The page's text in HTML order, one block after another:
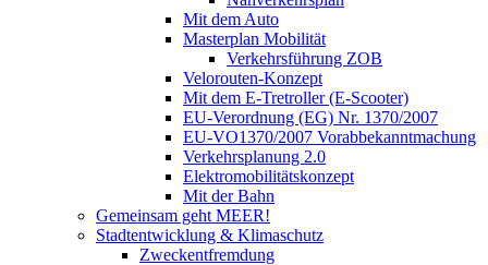
Mit dem Auto
Masterplan Mobilität
Verkehrsführung ZOB
Velorouten-Konzept
Mit dem E-Tretroller (E-Scooter)
EU-Verordnung (EG) Nr. 1370/2007
EU-VO1370/2007 Vorabbekanntmachung
Verkehrsplanung 2.0
Elektromobilitätskonzept
Mit der Bahn
Gemeinsam geht MEER!
Stadtentwicklung & Klimaschutz
Zweckentfremdung